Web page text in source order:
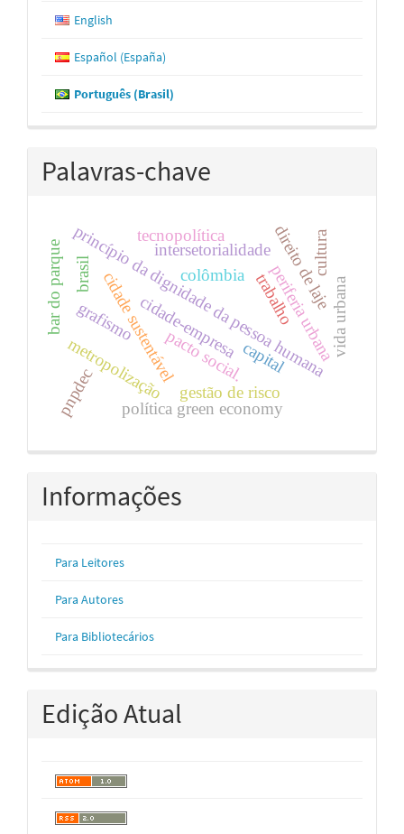
English
Español (España)
Português (Brasil)
Palavras-chave
princípio da dignidade da pessoa humana
cidade-empresa
cidade sustentável periferia urbana
metropolização
intersetorialidade
trabalho
capital
tecnopolítica
pacto social.
bar do parque
gestão de risco
pnpdec política green economy
direito de laje
vida urbana
colômbia
brasil
grafismo
cultura
Informações
Para Leitores
Para Autores
Para Bibliotecários
Edição Atual